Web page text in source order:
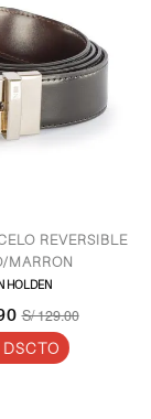
REVERSIBLE
129.00